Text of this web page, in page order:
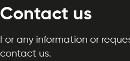
Contact us
For any information or
contact us.